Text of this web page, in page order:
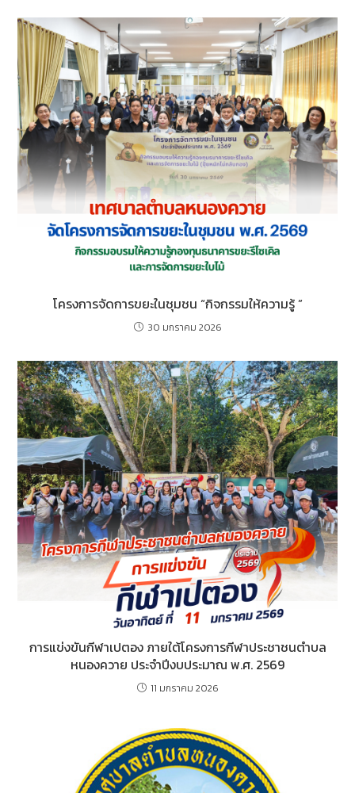
o
o
k
n
g
er
โครงการจัดการขยะในชุมชน “กิจกรรมให้ความรู้ ”
30 มกราคม 2026
การแข่งขันกีฬาเปตอง ภายใต้โครงการกีฬาประชาชนตำบล
หนองควาย ประจำปีงบประมาณ พ.ศ. 2569
11 มกราคม 2026